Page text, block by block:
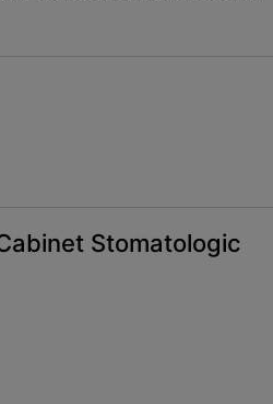
Stomatologic